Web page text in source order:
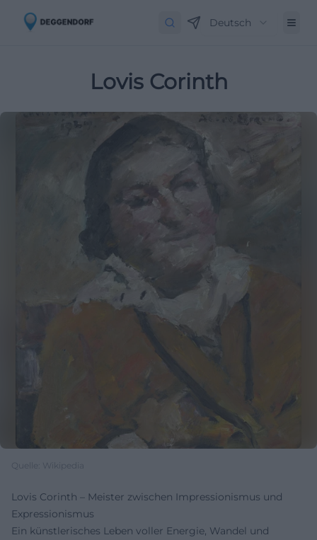
Deutsch
Lovis Corinth
Quelle: Wikipedia
Lovis Corinth – Meister zwischen Impressionismus und
Expressionismus
Ein künstlerisches Leben voller Energie, Wandel und